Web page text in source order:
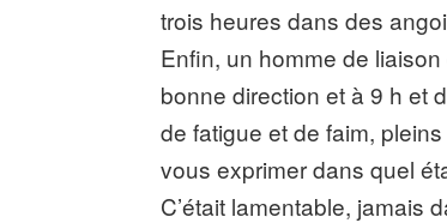
trois heures dans des
Enfin, un homme de
bonne direction et à 9 h et
de fatigue et de faim,
vous exprimer dans quel
C’était lamentable, jamais